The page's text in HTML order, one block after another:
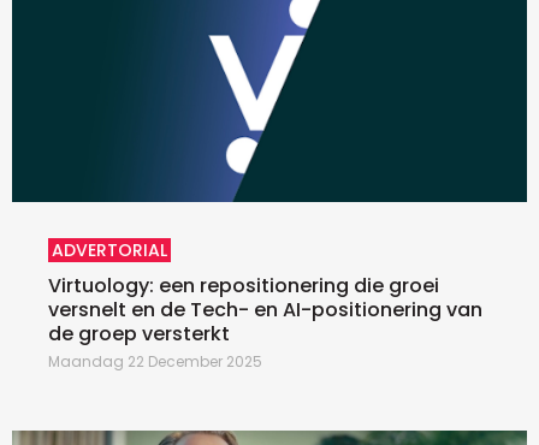
ADVERTORIAL
Virtuology: een repositionering die groei
versnelt en de Tech- en AI-positionering van
de groep versterkt
Maandag 22 December 2025